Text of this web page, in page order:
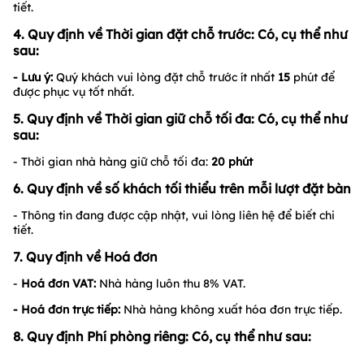
tiết.
4. Quy định về Thời gian đặt chỗ trước: Có, cụ thể như
sau:
- Lưu ý: Quý khách vui lòng đặt chỗ trước ít nhất 15 phút để
được phục vụ tốt nhất.
5. Quy định về Thời gian giữ chỗ tối đa: Có, cụ thể như
sau:
- Thời gian nhà hàng giữ chỗ tối đa: 20 phút
6. Quy định về số khách tối thiểu trên mỗi lượt đặt bàn
- Thông tin đang được cập nhật, vui lòng liên hệ để biết chi
tiết.
7. Quy định về Hoá đơn
- Hoá đơn VAT: Nhà hàng luôn thu 8% VAT.
- Hoá đơn trực tiếp: Nhà hàng không xuất hóa đơn trực tiếp.
8. Quy định Phí phòng riêng: Có, cụ thể như sau: